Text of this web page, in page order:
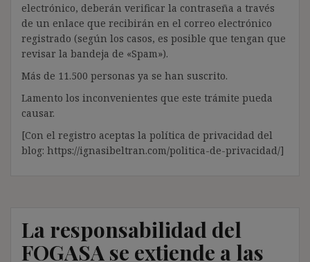
electrónico, deberán verificar la contraseña a través
de un enlace que recibirán en el correo electrónico
registrado (según los casos, es posible que tengan que
revisar la bandeja de «Spam»).
Más de 11.500 personas ya se han suscrito.
Lamento los inconvenientes que este trámite pueda
causar.
[Con el registro aceptas la política de privacidad del
blog: https://ignasibeltran.com/politica-de-privacidad/]
La responsabilidad del
FOGASA se extiende a las